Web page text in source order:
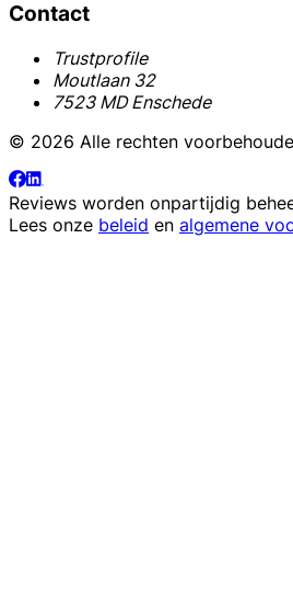
Contact
Trustprofile
Moutlaan 32
7523 MD Enschede
© 2026 Alle rechten
Reviews worden onpartijdig
Lees onze beleid en algemene